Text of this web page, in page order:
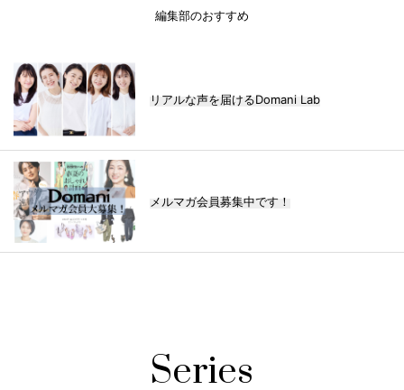
編集部のおすすめ
リアルな声を届けるDomani Lab
メルマガ会員募集中です！
Series